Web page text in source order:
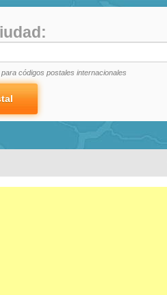
códigos postales internacionales